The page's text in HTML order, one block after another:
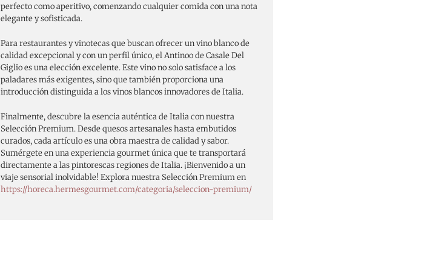
perfecto como aperitivo, comenzando cualquier comida con una nota
elegante y sofisticada.
Para restaurantes y vinotecas que buscan ofrecer un vino blanco de
calidad excepcional y con un perfil único, el Antinoo de Casale Del
Giglio es una elección excelente. Este vino no solo satisface a los
paladares más exigentes, sino que también proporciona una
introducción distinguida a los vinos blancos innovadores de Italia.
Finalmente, descubre la esencia auténtica de Italia con nuestra
Selección Premium. Desde quesos artesanales hasta embutidos
curados, cada artículo es una obra maestra de calidad y sabor.
Sumérgete en una experiencia gourmet única que te transportará
directamente a las pintorescas regiones de Italia. ¡Bienvenido a un
viaje sensorial inolvidable! Explora nuestra Selección Premium en
https://horeca.hermesgourmet.com/categoria/seleccion-premium/